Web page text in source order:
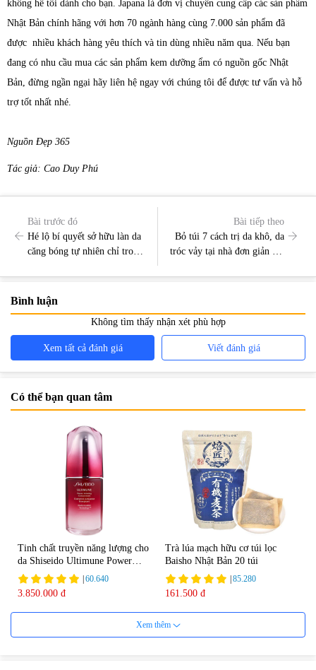
không hề tồi dành cho bạn. Japana là đơn vị chuyên cung cấp các sản phẩm
Nhật Bản chính hãng với hơn 70 ngành hàng cùng 7.000 sản phẩm đã
được nhiều khách hàng yêu thích và tin dùng nhiều năm qua. Nếu bạn
đang có nhu cầu mua các sản phẩm kem dưỡng ẩm có nguồn gốc Nhật
Bản, đừng ngần ngại hãy liên hệ ngay với chúng tôi để được tư vấn và hỗ
trợ tốt nhất nhé.
Nguồn Đẹp 365
Tác giả: Cao Duy Phú
Bài trước đó
Hé lộ bí quyết sở hữu làn da
căng bóng tự nhiên chỉ trong
Bài tiếp theo
Bỏ túi 7 cách trị da khô, da
tróc vảy tại nhà đơn giản mà
Bình luận
Không tìm thấy nhận xét phù hợp
Xem tất cả đánh giá Viết đánh giá
Có thể bạn quan tâm
Tinh chất truyền năng lượng cho
da Shiseido Ultimune Power
75ml
60.640
3.850.000 đ
Trà lúa mạch hữu cơ túi lọc
Baisho Nhật Bản 20 túi
85.280
161.500 đ
Xem thêm